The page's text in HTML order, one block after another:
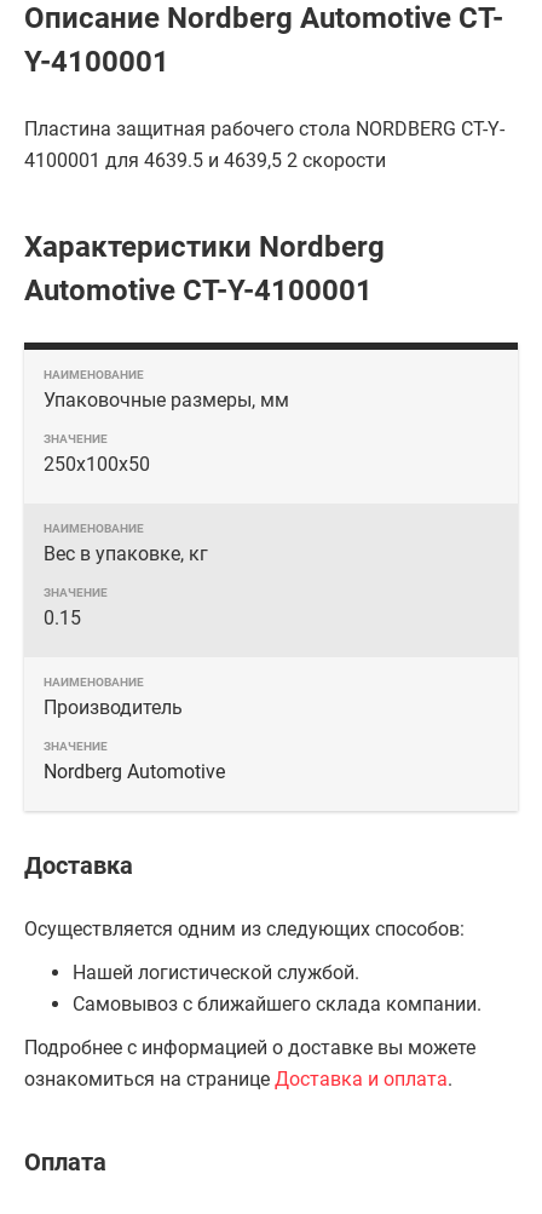
Описание Nordberg Automotive CT-
Y-4100001
Пластина защитная рабочего стола NORDBERG CT-Y-
4100001 для 4639.5 и 4639,5 2 скорости
Характеристики Nordberg
Automotive CT-Y-4100001
Упаковочные размеры, мм
250x100x50
Вес в упаковке, кг
0.15
Производитель
Nordberg Automotive
Доставка
Осуществляется одним из следующих способов:
Нашей логистической службой.
Самовывоз с ближайшего склада компании.
Подробнее с информацией о доставке вы можете
ознакомиться на странице Доставка и оплата.
Оплата